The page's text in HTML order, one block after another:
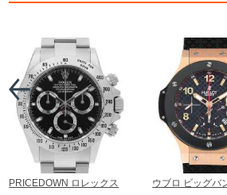
PRICEDOWN ロレックス
ウブロ ビッグバ